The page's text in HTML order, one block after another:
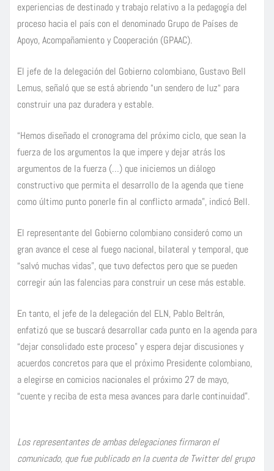
experiencias de destinado y trabajo relativo a la pedagogía del
proceso hacia el país con el denominado Grupo de Países de
Apoyo, Acompañamiento y Cooperación (GPAAC).
El jefe de la delegación del Gobierno colombiano, Gustavo Bell
Lemus, señaló que se está abriendo “un sendero de luz“ para
construir una paz duradera y estable.
“Hemos diseñado el cronograma del próximo ciclo, que sean la
fuerza de los argumentos la que impere y dejar atrás los
argumentos de la fuerza (…) que iniciemos un diálogo
constructivo que permita el desarrollo de la agenda que tiene
como último punto ponerle fin al conflicto armada”, indicó Bell.
El representante del Gobierno colombiano consideró como un
gran avance el cese al fuego nacional, bilateral y temporal, que
“salvó muchas vidas”, que tuvo defectos pero que se pueden
corregir aún las falencias para construir un cese más estable.
En tanto, el jefe de la delegación del ELN, Pablo Beltrán,
enfatizó que se buscará desarrollar cada punto en la agenda para
“dejar consolidado este proceso” y espera dejar discusiones y
acuerdos concretos para que el próximo Presidente colombiano,
a elegirse en comicios nacionales el próximo 27 de mayo,
“cuente y reciba de esta mesa avances para darle continuidad”.
Los representantes de ambas delegaciones firmaron el
comunicado, que fue publicado en la cuenta de Twitter del grupo